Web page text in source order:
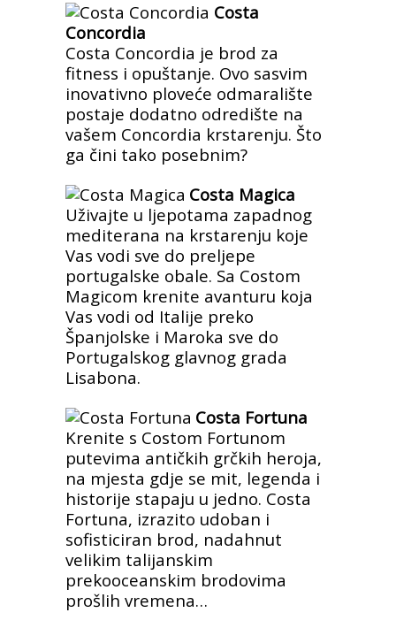
Costa
Concordia
Costa Concordia je brod za
fitness i opuštanje. Ovo sasvim
inovativno ploveće odmaralište
postaje dodatno odredište na
vašem Concordia krstarenju. Što
ga čini tako posebnim?
Costa Magica
Uživajte u ljepotama zapadnog
mediterana na krstarenju koje
Vas vodi sve do preljepe
portugalske obale. Sa Costom
Magicom krenite avanturu koja
Vas vodi od Italije preko
Španjolske i Maroka sve do
Portugalskog glavnog grada
Lisabona.
Costa Fortuna
Krenite s Costom Fortunom
putevima antičkih grčkih heroja,
na mjesta gdje se mit, legenda i
historije stapaju u jedno. Costa
Fortuna, izrazito udoban i
sofisticiran brod, nadahnut
velikim talijanskim
prekooceanskim brodovima
prošlih vremena…